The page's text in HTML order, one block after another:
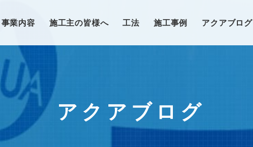
事業内容 施工主の皆様へ 工法 施工事例 アクアブログ
アクアブログ